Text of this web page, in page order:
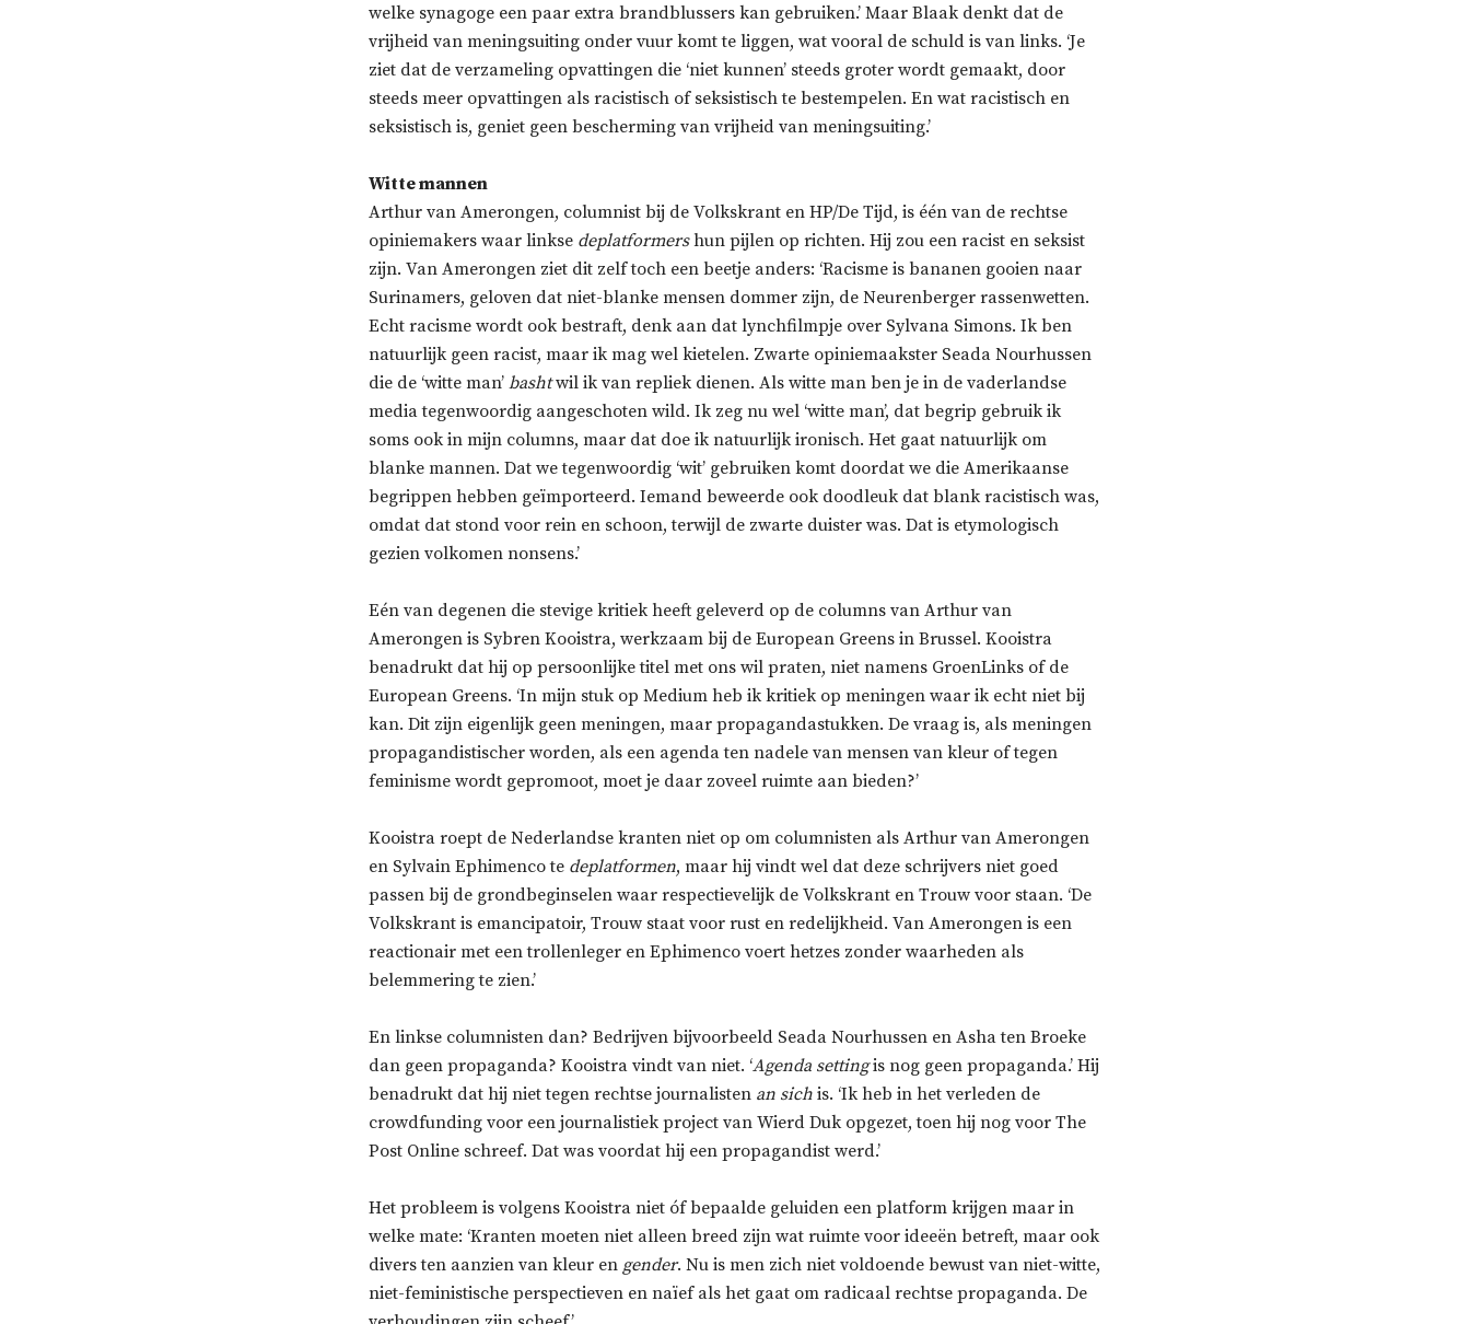
welke synagoge een paar extra brandblussers kan gebruiken.’ Maar Blaak denkt dat de
vrijheid van meningsuiting onder vuur komt te liggen, wat vooral de schuld is van links. ‘Je
ziet dat de verzameling opvattingen die ‘niet kunnen’ steeds groter wordt gemaakt, door
steeds meer opvattingen als racistisch of seksistisch te bestempelen. En wat racistisch en
seksistisch is, geniet geen bescherming van vrijheid van meningsuiting.’
Witte mannen
Arthur van Amerongen, columnist bij de Volkskrant en HP/De Tijd, is één van de rechtse
opiniemakers waar linkse deplatformershun pijlen op richten. Hij zou een racist en seksist
zijn. Van Amerongen ziet dit zelf toch een beetje anders: ‘Racisme is bananen gooien naar
Surinamers, geloven dat niet-blanke mensen dommer zijn, de Neurenberger rassenwetten.
Echt racisme wordt ook bestraft, denk aan dat lynchfilmpje over Sylvana Simons. Ik ben
natuurlijk geen racist, maar ik mag wel kietelen. Zwarte opiniemaakster Seada Nourhussen
die de ‘witte man’ bashtwil ik van repliek dienen. Als witte man ben je in de vaderlandse
media tegenwoordig aangeschoten wild. Ik zeg nu wel ‘witte man’, dat begrip gebruik ik
soms ook in mijn columns, maar dat doe ik natuurlijk ironisch. Het gaat natuurlijk om
blanke mannen. Dat we tegenwoordig ‘wit’ gebruiken komt doordat we die Amerikaanse
begrippen hebben geïmporteerd. Iemand beweerde ook doodleuk dat blank racistisch was,
omdat dat stond voor rein en schoon, terwijl de zwarte duister was. Dat is etymologisch
gezien volkomen nonsens.’
Eén van degenen die stevige kritiek heeft geleverd op de columns van Arthur van
Amerongen is Sybren Kooistra, werkzaam bij de European Greens in Brussel. Kooistra
benadrukt dat hij op persoonlijke titel met ons wil praten, niet namens GroenLinks of de
European Greens. ‘In mijn stuk op Medium heb ik kritiek op meningen waar ik echt niet bij
kan. Dit zijn eigenlijk geen meningen, maar propagandastukken. De vraag is, als meningen
propagandistischer worden, als een agenda ten nadele van mensen van kleur of tegen
feminisme wordt gepromoot, moet je daar zoveel ruimte aan bieden?’
Kooistra roept de Nederlandse kranten niet op om columnisten als Arthur van Amerongen
en Sylvain Ephimenco te deplatformen, maar hij vindt wel dat deze schrijvers niet goed
passen bij de grondbeginselen waar respectievelijk de Volkskrant en Trouw voor staan. ‘De
Volkskrant is emancipatoir, Trouw staat voor rust en redelijkheid. Van Amerongen is een
reactionair met een trollenleger en Ephimenco voert hetzes zonder waarheden als
belemmering te zien.’
En linkse columnisten dan? Bedrijven bijvoorbeeld Seada Nourhussen en Asha ten Broeke
dan geen propaganda? Kooistra vindt van niet. ‘Agenda settingis nog geen propaganda.’ Hij
benadrukt dat hij niet tegen rechtse journalisten an sich is. ‘Ik heb in het verleden de
crowdfunding voor een journalistiek project van Wierd Duk opgezet, toen hij nog voor The
Post Online schreef. Dat was voordat hij een propagandist werd.’
Het probleem is volgens Kooistra niet óf bepaalde geluiden een platform krijgen maar in
welke mate: ‘Kranten moeten niet alleen breed zijn wat ruimte voor ideeën betreft, maar ook
divers ten aanzien van kleur en gender. Nu is men zich niet voldoende bewust van niet-witte,
niet-feministische perspectieven en naïef als het gaat om radicaal rechtse propaganda. De